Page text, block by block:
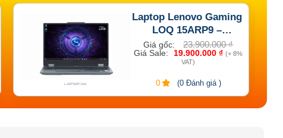
Laptop Lenovo Gaming
LOQ 15ARP9 –
83JC007HVN
Giá gốc: 23.900.000₫
Giá Sale: 19.900.000₫ (+ 8%
VAT)
0 (0 Đánh giá )